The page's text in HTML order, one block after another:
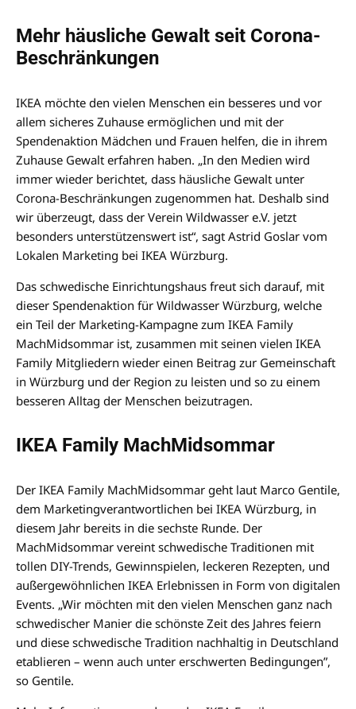
Mehr häusliche Gewalt seit Corona-
Beschränkungen
IKEA möchte den vielen Menschen ein besseres und vor
allem sicheres Zuhause ermöglichen und mit der
Spendenaktion Mädchen und Frauen helfen, die in ihrem
Zuhause Gewalt erfahren haben. „In den Medien wird
immer wieder berichtet, dass häusliche Gewalt unter
Corona-Beschränkungen zugenommen hat. Deshalb sind
wir überzeugt, dass der Verein Wildwasser e.V. jetzt
besonders unterstützenswert ist“, sagt Astrid Goslar vom
Lokalen Marketing bei IKEA Würzburg.
Das schwedische Einrichtungshaus freut sich darauf, mit
dieser Spendenaktion für Wildwasser Würzburg, welche
ein Teil der Marketing-Kampagne zum IKEA Family
MachMidsommar ist, zusammen mit seinen vielen IKEA
Family Mitgliedern wieder einen Beitrag zur Gemeinschaft
in Würzburg und der Region zu leisten und so zu einem
besseren Alltag der Menschen beizutragen.
IKEA Family MachMidsommar
Der IKEA Family MachMidsommar geht laut Marco Gentile,
dem Marketingverantwortlichen bei IKEA Würzburg, in
diesem Jahr bereits in die sechste Runde. Der
MachMidsommar vereint schwedische Traditionen mit
tollen DIY-Trends, Gewinnspielen, leckeren Rezepten, und
außergewöhnlichen IKEA Erlebnissen in Form von digitalen
Events. „Wir möchten mit den vielen Menschen ganz nach
schwedischer Manier die schönste Zeit des Jahres feiern
und diese schwedische Tradition nachhaltig in Deutschland
etablieren – wenn auch unter erschwerten Bedingungen”,
so Gentile.